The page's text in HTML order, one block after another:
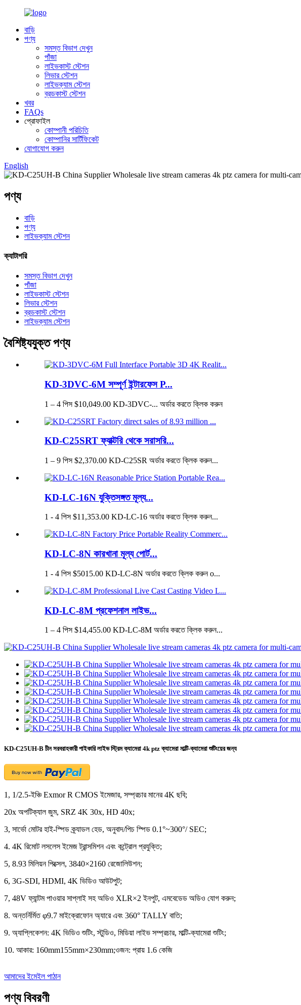
বাড়ি
পণ্য
সমস্ত বিভাগ দেখুন
পাঁজা
লাইভকাস্ট স্টেশন
লিভার স্টেশন
লাইভক্যাম স্টেশন
ব্রডকাস্ট স্টেশন
খবর
FAQs
প্রোফাইল
কোম্পানী পরিচিতি
কোম্পানির সার্টিফিকেট
যোগাযোগ করুন
English
পণ্য
বাড়ি
পণ্য
লাইভক্যাম স্টেশন
ক্যাটাগরি
সমস্ত বিভাগ দেখুন
পাঁজা
লাইভকাস্ট স্টেশন
লিভার স্টেশন
ব্রডকাস্ট স্টেশন
লাইভক্যাম স্টেশন
বৈশিষ্ট্যযুক্ত পণ্য
KD-3DVC-6M সম্পূর্ণ ইন্টারফেস P...
1 – 4 পিস $10,049.00 KD-3DVC-... অর্ডার করতে ক্লিক করুন
KD-C25SRT ফ্যাক্টরি থেকে সরাসরি...
1 – 9 পিস $2,370.00 KD-C25SR অর্ডার করতে ক্লিক করুন...
KD-LC-16N যুক্তিসঙ্গত মূল্য...
1 - 4 পিস $11,353.00 KD-LC-16 অর্ডার করতে ক্লিক করুন...
KD-LC-8N কারখানা মূল্য পোর্ট...
1 - 4 পিস $5015.00 KD-LC-8N অর্ডার করতে ক্লিক করুন o...
KD-LC-8M প্রফেশনাল লাইভ...
1 – 4 পিস $14,455.00 KD-LC-8M অর্ডার করতে ক্লিক করুন...
KD-C25UH-B চীন সরবরাহকারী পাইকারি লাইভ স্ট্রিম ক্যামেরা 4k ptz ক্যামেরা মাল্টি-ক্যামেরা শুটিংয়ের জন্য
1, 1/2.5-ইঞ্চি Exmor R CMOS ইমেজার, সম্প্রচার মানের 4K ছবি;
20x অপটিক্যাল জুম, SRZ 4K 30x, HD 40x;
3, সার্ভো মোটর হাই-স্পিড ক্র্যাডল হেড, অনুবাদ/পিচ স্পিড 0.1°~300°/ SEC;
4. 4K রিমোট লসলেস ইমেজ ট্রান্সমিশন এবং কন্ট্রোল প্রযুক্তি;
5, 8.93 মিলিয়ন পিক্সেল, 3840×2160 রেজোলিউশন;
6, 3G-SDI, HDMI, 4K ভিডিও আউটপুট;
7, 48V ফ্যান্টম পাওয়ার সাপ্লাই সহ অডিও XLR×2 ইনপুট, এমবেডেড অডিও যোগ করুন;
8. অন্তর্নির্মিত φ9.7 মাইক্রোফোন অ্যারে এবং 360° TALLY বাতি;
9. অ্যাপ্লিকেশন: 4K ভিডিও শুটিং, স্টুডিও, মিডিয়া লাইভ সম্প্রচার, মাল্টি-ক্যামেরা শুটিং;
10. আকার: 160mm155mm×230mm;ওজন: প্রায় 1.6 কেজি
আমাদের ইমেইল পাঠান
পণ্য বিবরণী